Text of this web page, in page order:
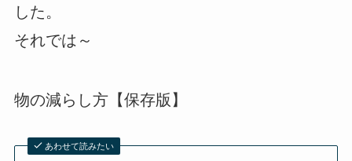
した。
それでは～
物の減らし方【保存版】
あわせて読みたい